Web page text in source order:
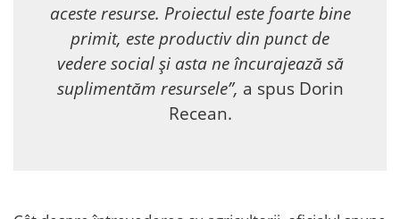
aceste resurse. Proiectul este foarte bine
primit, este productiv din punct de
vedere social și asta ne încurajează să
suplimentăm resursele”, a spus Dorin
Recean.